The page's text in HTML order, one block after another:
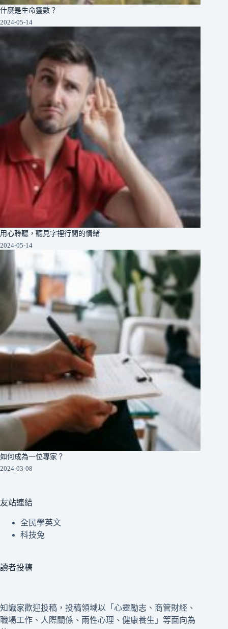
什麼是生命靈數？
2024-05-14
用心聆聽，聽見字裡行間的情緒
2024-05-14
如何成為一位專家？
2024-03-08
友站連結
全民學英文
科技兔
讀者投稿
知識家歡迎投稿，投稿領域以「心靈勵志、商管財經、
職場工作、人際關係、兩性心理、健康養生」等面向為